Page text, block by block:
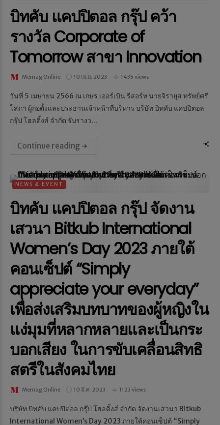
บิทคับ แคปปิตอล กรุ๊ป คว้า
รางวัล Corporate of
Tomorrow สาขา Innovation
Memag Online 10 เม.ย. 2023 1435 views
วันที่ 5 เมษายน 2566 ณ เกษร เออร์เบิน รีสอร์ท นายจิรายุส ทรัพย์ศรี
โสภา ผู้ก่อตั้งและประธานเจ้าหน้าที่บริหาร บริษัท บิทคับ แคปปิตอล
กรุ๊ป โฮลดิ้งส์ จำกัด รับรางว...
Continue reading
NEWS & EVENT
บิทคับ แคปปิตอล กรุ๊ป จัดงาน
เสวนา Bitkub International
Women’s Day 2023 ภายใต้
คอนเซ็ปต์ “Simply
appreciate your everyday”
เพื่อส่งเสริมบทบาทของผู้หญิงใน
แง่มุมที่หลากหลายและเป็นกระ
บอกเสียง ในการขับเคลื่อนสิทธิ
สตรีในสังคมไทย
Memag Online 10 มี.ค. 2023 1123 views
บริษัท บิทคับ แคปปิตอล กรุ๊ป โฮลดิ้งส์ จำกัด จัดงานเสวนา Bitkub
International Women’s Day 2023 ภายใต้คอนเซ็ปต์ “Simply